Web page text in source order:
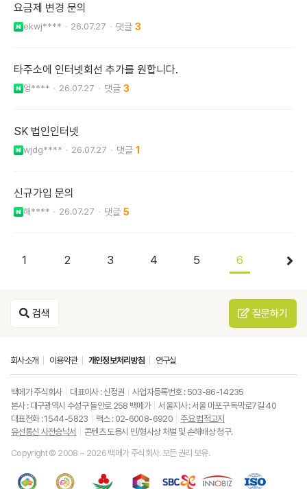
요금제 변경 문의
ekwj**** 26.07.27 3
타주소에 인터넷회선 추가를 원합니다.
엉**** 26.07.27 3
SK 법인인터넷
wjdg**** 26.07.27 1
신규가입 문의
해**** 26.07.27 5
1 2 3 4 5 6
검색 질문하기
회사소개 이용약관 개인정보처리방침 연구실
백메가 주식회사 대표이사 : 신정권
사업자등록번호 : 503-86-14235
본사 : 대구광역시 수성구 들안로 258 백메가
서울지사 : 서울 마포구 독막로7길 40
대표전화 : 1544-5823
팩스 : 02-6008-6920
주요 법적고지
유선통신 사전승낙서
콘텐츠 도용시 민/형사상 처벌 및 손해배상 청구.
Copyright © 2008 ~ 2026 백메가 주식회사. 모든 권리 보유.
랑
중
소
중
소
ISO9001